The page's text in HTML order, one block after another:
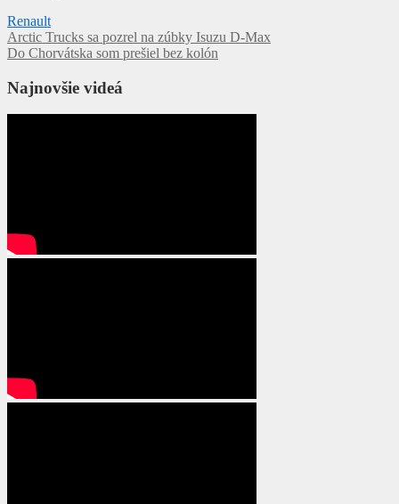
Renault
Navigácia
v
článku
Arctic Trucks sa pozrel na zúbky Isuzu D-Max
Do Chorvátska som prešiel bez kolón
Najnovšie videá